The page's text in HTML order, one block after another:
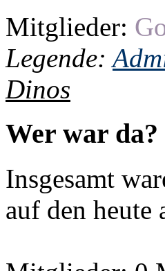
Mitglieder:
Legende:
Dinos
Wer war da?
Insgesamt
auf den heute